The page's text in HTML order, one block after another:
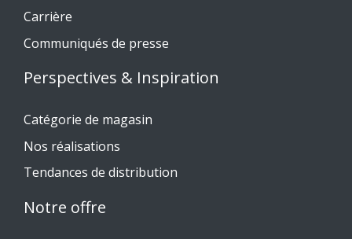
Carrière
Communiqués de presse
Perspectives & Inspiration
Catégorie de magasin
Nos réalisations
Tendances de distribution
Notre offre